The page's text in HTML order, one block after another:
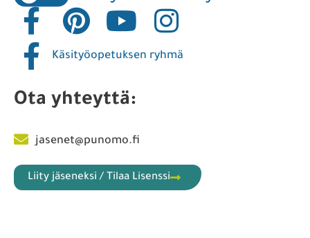
Käsityöopetuksen ryhmä
Ota yhteyttä:
jasenet@punomo.fi
Liity jäseneksi / Tilaa Lisenssi